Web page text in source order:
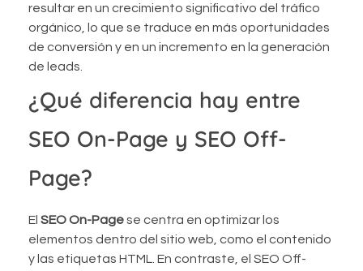
resultar en un crecimiento significativo del tráfico
orgánico, lo que se traduce en más oportunidades
de conversión y en un incremento en la generación
de leads.
¿Qué diferencia hay entre
SEO On-Page y SEO Off-
Page?
El SEO On-Pagese centra en optimizar los
elementos dentro del sitio web, como el contenido
y las etiquetas HTML. En contraste, el SEO Off-